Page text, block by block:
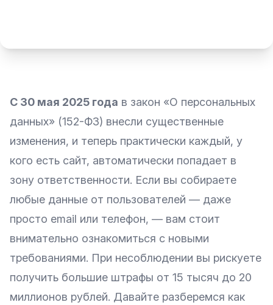
С 30 мая 2025 года в закон «О персональных
данных» (152-ФЗ) внесли существенные
изменения, и теперь практически каждый, у
кого есть сайт, автоматически попадает в
зону ответственности. Если вы собираете
любые данные от пользователей — даже
просто email или телефон, — вам стоит
внимательно ознакомиться с новыми
требованиями. При несоблюдении вы рискуете
получить большие штрафы от 15 тысяч до 20
миллионов рублей. Давайте разберемся как